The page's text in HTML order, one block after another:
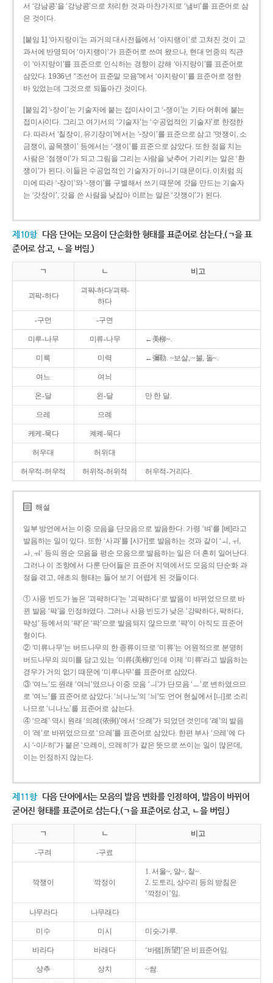
서 ‘강남콩’을 ‘강낭콩’으로 처리한 것과 마찬가지로 ‘냄비’를 표준어로 삼
은 것이다.
[붙임 1] ‘아지랑이’는 과거의 대사전들에서 ‘아지랭이’로 고쳐진 것이 교
과서에 반영되어 ‘아지랭이’가 표준어로 쓰여 왔으나, 현대 언중의 직관
이 ‘아지랑이’를 표준으로 인식하는 경향이 강해 ‘아지랑이’를 표준어로
삼았다. 1936년 “조선어 표준말 모음”에서 ‘아지랑이’를 표준어로 정한
바 있었는데 그것으로 되돌아간 것이다.
[붙임 2] ‘-장이’는 기술자에 붙는 접미사이고 ‘-쟁이’는 기타 어휘에 붙는
접미사이다. 그리고 여기서의 ‘기술자’는 ‘수공업적인 기술자’로 한정한
다. 따라서 ‘칠장이, 유기장이’에서는 ‘-장이’를 표준으로 삼고 ‘멋쟁이, 소
금쟁이, 골목쟁이’ 등에서는 ‘-쟁이’를 표준으로 삼았다. 또한 점을 치는
사람은 ‘점쟁이’가 되고 그림을 그리는 사람을 낮추어 가리키는 말은 ‘환
쟁이’가 된다. 이들은 수공업적인 기술자가 아니기 때문이다. 이처럼 의
미에 따라 ‘-장이’와 ‘-쟁이’를 구별해서 쓰기 때문에 갓을 만드는 기술자
는 ‘갓장이’, 갓을 쓴 사람을 낮잡아 이르는 말은 ‘갓쟁이’가 된다.
제10항 다음 단어는 모음이 단순화한 형태를 표준어로 삼는다.(ㄱ을 표
준어로 삼고, ㄴ을 버림.)
ㄱ ㄴ 비고
괴팍-하다
괴퍅-하다/괴팩-
하다
-구먼 -구면
미루-나무 미류-나무 ←美柳~.
미륵 미력 ←彌勒. ~보살, ~불, 돌~.
여느 여늬
온-달 왼-달 만 한 달.
으레 으례
케케-묵다 켸켸-묵다
허우대 허위대
허우적-허우적 허위적-허위적 허우적-거리다.
해설
일부 방언에서는 이중 모음을 단모음으로 발음한다. 가령 ‘벼’를 [베]라고
발음하는 일이 있다. 또한 ‘사과’를 [사가]로 발음하는 것과 같이 ‘ㅚ, ㅟ,
ㅘ, ㅝ’ 등의 원순 모음을 평순 모음으로 발음하는 일은 더 흔히 일어난다.
그러나 이 조항에서 다룬 단어들은 표준어 지역에서도 모음의 단순화 과
정을 겪고, 애초의 형태는 들어 보기 어렵게 된 것들이다.
① 사용 빈도가 높은 ‘괴퍅하다’는 ‘괴팍하다’로 발음이 바뀌었으므로 바
뀐 발음 ‘팍’을 인정하였다. 그러나 사용 빈도가 낮은 ‘강퍅하다, 퍅하다,
퍅성’ 등에서의 ‘퍅’은 ‘팍’으로 발음되지 않으므로 ‘퍅’이 아직도 표준어
형이다.
② ‘미류나무’는 버드나무의 한 종류이므로 ‘미류’는 어원적으로 분명히
버드나무의 의미를 담고 있는 ‘미류(美柳)’인데 이제 ‘미류’라고 발음하는
경우가 거의 없기 때문에 ‘미루나무’를 표준어로 삼았다.
③ ‘여느’도 원래 ‘여늬’였으나 이중 모음 ‘ㅢ’가 단모음 ‘ㅡ’로 변하였으므
로 ‘여느’를 표준어로 삼았다. ‘늬나노’의 ‘늬’도 언어 현실에서 [니]로 소리
나므로 ‘니나노’를 표준어로 삼는다.
④ ‘으례’ 역시 원래 ‘의례(依例)’에서 ‘으례’가 되었던 것인데 ‘례’의 발음
이 ‘레’로 바뀌었으므로 ‘으레’를 표준어로 삼았다. 한편 부사 ‘으레’에 다
시 ‘-이/-히’가 붙은 ‘으레이, 으레히’가 같은 뜻으로 쓰이는 일이 많은데,
이는 인정하지 않는다.
제11항 다음 단어에서는 모음의 발음 변화를 인정하여, 발음이 바뀌어
굳어진 형태를 표준어로 삼는다.(ㄱ을 표준어로 삼고, ㄴ을 버림.)
ㄱ ㄴ 비고
-구려 -구료
깍쟁이 깍정이
1. 서울~, 알~, 찰~.
2. 도토리, 상수리 등의 받침은
‘깍정이’임.
나무라다 나무래다
미수 미시 미숫-가루.
바라다 바래다 ‘바램[所望]’은 비표준어임.
상추 상치 ~쌈.